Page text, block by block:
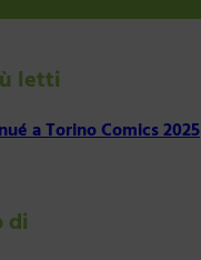
letti
a Torino Comics 2025
di